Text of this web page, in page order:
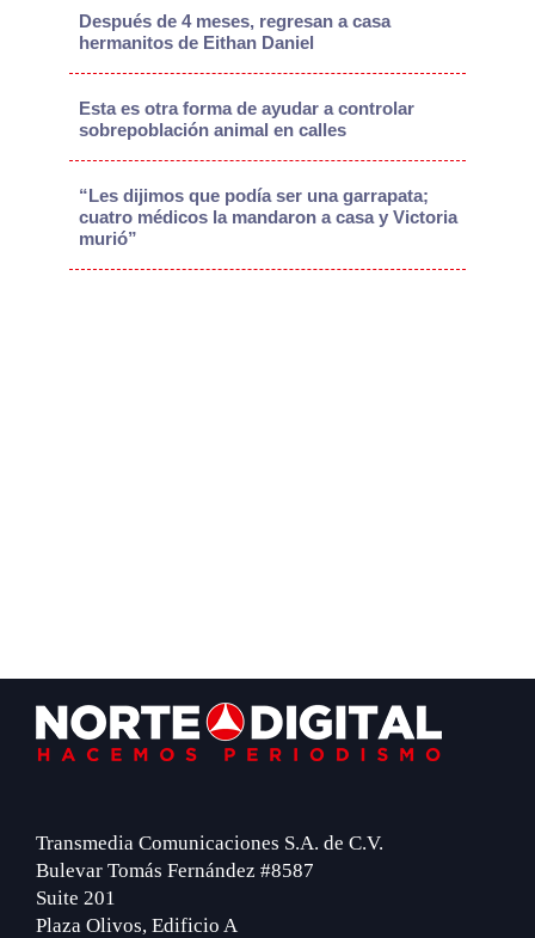
Después de 4 meses, regresan a casa
hermanitos de Eithan Daniel
Esta es otra forma de ayudar a controlar
sobrepoblación animal en calles
“Les dijimos que podía ser una garrapata;
cuatro médicos la mandaron a casa y Victoria
murió”
Footer
Transmedia Comunicaciones S.A. de C.V.
Bulevar Tomás Fernández #8587
Suite 201
Plaza Olivos, Edificio A